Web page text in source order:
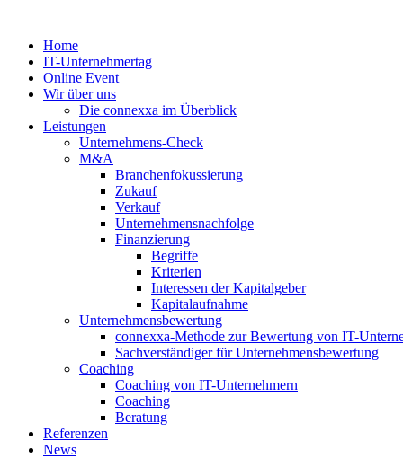
springenHome
IT-Unternehmertag
Online Event
Wir über uns
Die connexxa im Überblick
Leistungen
Unternehmens-Check
M&A
Branchenfokussierung
Zukauf
Verkauf
Unternehmensnachfolge
Finanzierung
Begriffe
Kriterien
Interessen der Kapitalgeber
Kapitalaufnahme
Unternehmensbewertung
connexxa-Methode zur Bewertung von IT-
Sachverständiger für Unternehmensbewertung
Coaching
Coaching von IT-Unternehmern
Coaching
Beratung
Referenzen
News